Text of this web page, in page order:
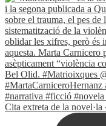
Cita extreta de la